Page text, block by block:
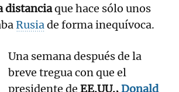
distanciaque hace sólo unos
Rusiade forma inequívoca.
Una semana después de la
breve tregua con que el
presidente de EE.UU.,Donald